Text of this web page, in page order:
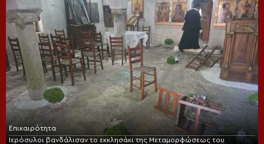
Επικαιρότητα
Ιερόσυλοι βανδάλισαν το εκκλησάκι της Μεταμορφώσεως του